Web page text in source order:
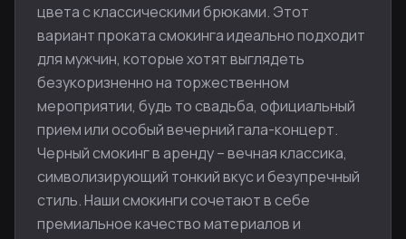
цвета с классическими брюками. Этот
вариант проката смокинга идеально подходит
для мужчин, которые хотят выглядеть
безукоризненно на торжественном
мероприятии, будь то свадьба, официальный
прием или особый вечерний гала-концерт.
Черный смокинг в аренду – вечная классика,
символизирующий тонкий вкус и безупречный
стиль. Наши смокинги сочетают в себе
премиальное качество материалов и